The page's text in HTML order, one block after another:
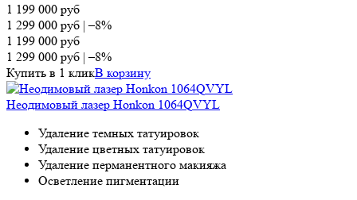
1 199 000 руб
1 299 000 руб |–8%
1 199 000 руб
1 299 000 руб |–8%
Купить в 1 кликВ корзину
Неодимовый лазер Honkon 1064QVYL
Удаление темных татуировок
Удаление цветных татуировок
Удаление перманентного макияжа
Осветление пигментации